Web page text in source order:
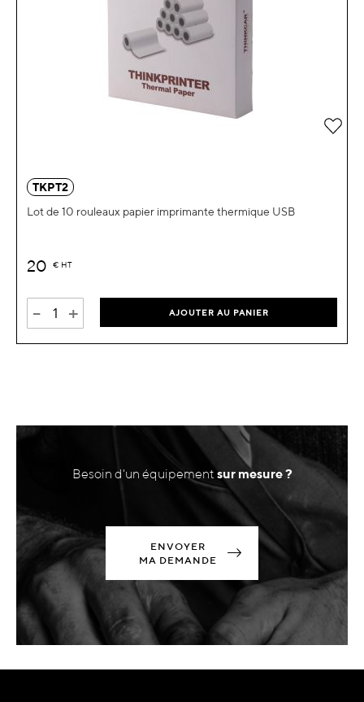
TKPT2
Lot de 10 rouleaux papier imprimante thermique USB
20 € HT
- + AJOUTER AU PANIER
Besoin d'un équipement sur mesure ?
ENVOYER
MA DEMANDE